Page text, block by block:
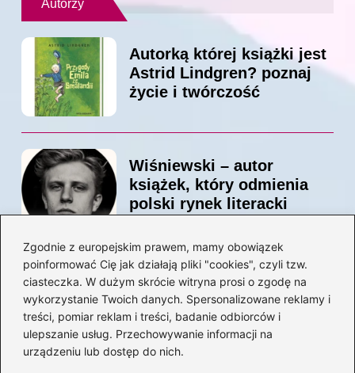
Zgodnie z europejskim prawem, mamy obowiązek
poinformować Cię jak działają pliki "cookies", czyli tzw.
ciasteczka. W dużym skrócie witryna prosi o zgodę na
wykorzystanie Twoich danych. Spersonalizowane reklamy i
treści, pomiar reklam i treści, badanie odbiorców i
ulepszanie usług. Przechowywanie informacji na
urządzeniu lub dostęp do nich.
Autorzy
Autorką której książki jest
Astrid Lindgren? poznaj
życie i twórczość
Wiśniewski – autor
książek, który odmienia
polski rynek literacki
Magiczne kulisy życia
autora książki o Kubusiu
Puchatku